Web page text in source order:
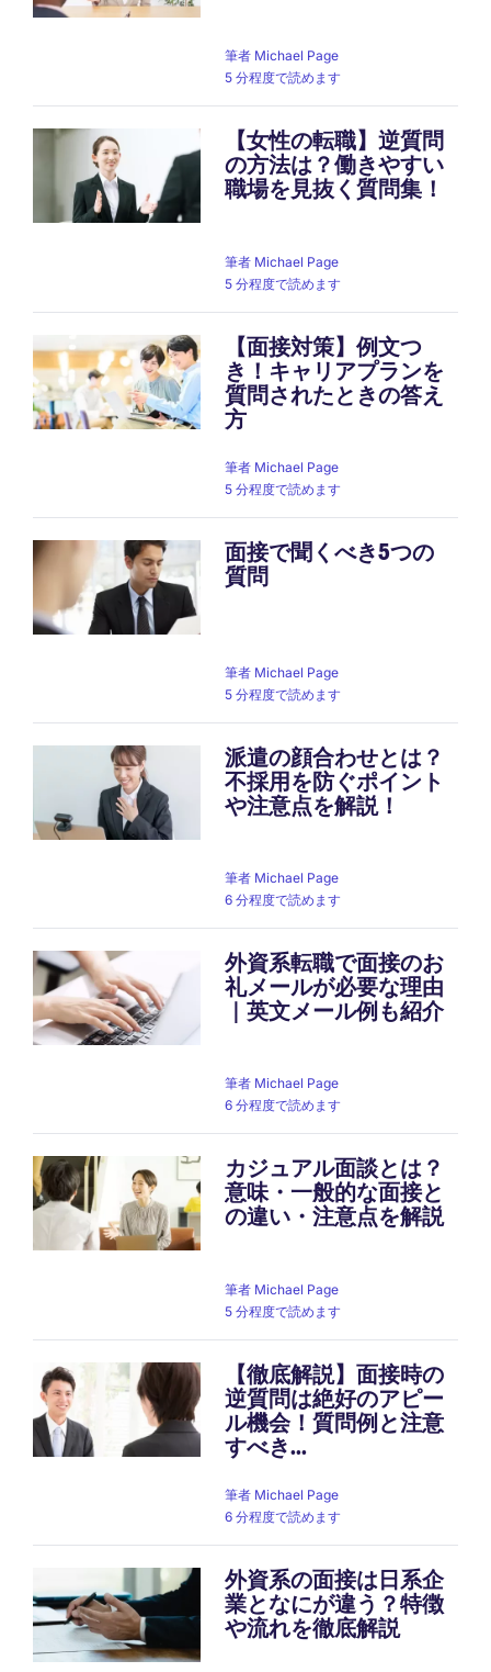
筆者 Michael Page
5 分程度で読めます
【女性の転職】逆質問
の方法は？働きやすい
職場を見抜く質問集！
筆者 Michael Page
5 分程度で読めます
【面接対策】例文つ
き！キャリアプランを
質問されたときの答え
方
筆者 Michael Page
5 分程度で読めます
面接で聞くべき5つの
質問
筆者 Michael Page
5 分程度で読めます
派遣の顔合わせとは？
不採用を防ぐポイント
や注意点を解説！
筆者 Michael Page
6 分程度で読めます
外資系転職で面接のお
礼メールが必要な理由
｜英文メール例も紹介
筆者 Michael Page
6 分程度で読めます
カジュアル面談とは？
意味・一般的な面接と
の違い・注意点を解説
筆者 Michael Page
5 分程度で読めます
【徹底解説】面接時の
逆質問は絶好のアピー
ル機会！質問例と注意
すべき...
筆者 Michael Page
6 分程度で読めます
外資系の面接は日系企
業となにが違う？特徴
や流れを徹底解説